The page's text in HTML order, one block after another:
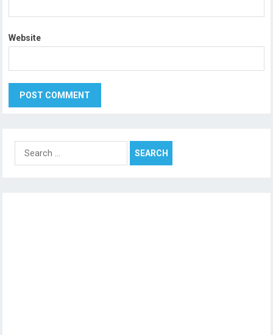
Website
Search